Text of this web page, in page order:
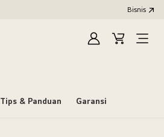
Bisnis
MasukKeranjang
Open
Tips & Panduan Garansi